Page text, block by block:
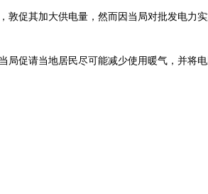
促其加大供电量，然而因当局对批发电力
促请当地居民尽可能减少使用暖气，并将